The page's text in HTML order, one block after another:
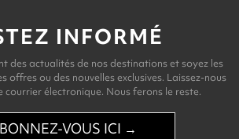
INFORMÉ
des actualités de nos destinations et soyez les
offres ou des nouvelles exclusives. Laissez-nous
courrier électronique. Nous ferons le reste.
VOUS ICI →